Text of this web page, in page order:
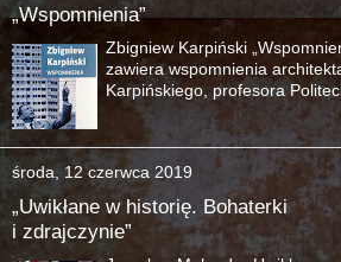
„Wspomnienia”
Zbigniew Karpiński
zawiera wspomnienia
Karpińskiego, profesora
środa, 12 czerwca 2019
„Uwikłane w historię. Bohaterki
i zdrajczynie”